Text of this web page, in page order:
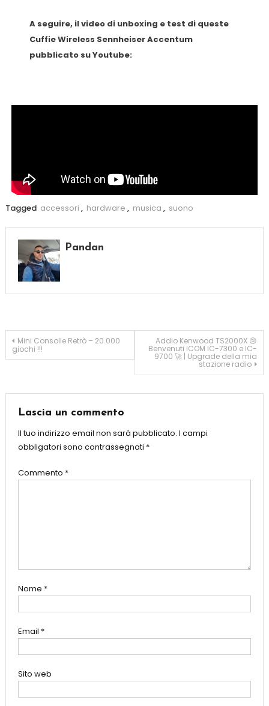
A seguire, il video di unboxing e test di queste
Cuffie Wireless Sennheiser Accentum
pubblicato su Youtube:
Tagged accessori , hardware , musica , suono
Pandan
Mini Consolle Retrò – 20.000
giochi !!!
Addio Kenwood TS2000X 😢
Benvenuti ICOM IC-7300 e IC-
9700 🚀 | Upgrade della mia
stazione radio
Lascia un commento
Il tuo indirizzo email non sarà pubblicato. I campi
obbligatori sono contrassegnati *
Commento *
Nome *
Email *
Sito web